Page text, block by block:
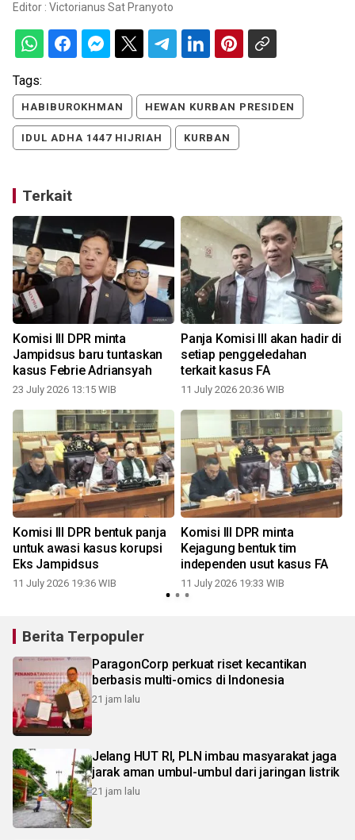
Editor : Victorianus Sat Pranyoto
Tags:
HABIBUROKHMAN HEWAN KURBAN PRESIDEN
IDUL ADHA 1447 HIJRIAH KURBAN
Terkait
Komisi III DPR minta
Jampidsus baru tuntaskan
kasus Febrie Adriansyah
23 July 2026 13:15 WIB
Panja Komisi III akan hadir di
setiap penggeledahan
terkait kasus FA
11 July 2026 20:36 WIB
Komisi III DPR bentuk panja
untuk awasi kasus korupsi
Eks Jampidsus
11 July 2026 19:36 WIB
Komisi III DPR minta
Kejagung bentuk tim
independen usut kasus FA
11 July 2026 19:33 WIB
Berita Terpopuler
ParagonCorp perkuat riset kecantikan
berbasis multi-omics di Indonesia
21 jam lalu
Jelang HUT RI, PLN imbau masyarakat jaga
jarak aman umbul-umbul dari jaringan listrik
21 jam lalu